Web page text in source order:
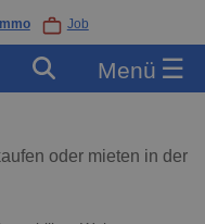
Immo Job
Menü ☰
oder mieten in der